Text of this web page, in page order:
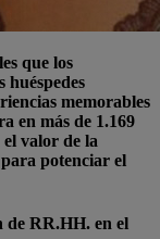
que los
huéspedes
memorables
en más de 1.169
el valor de la
potenciar el
de RR.HH. en el